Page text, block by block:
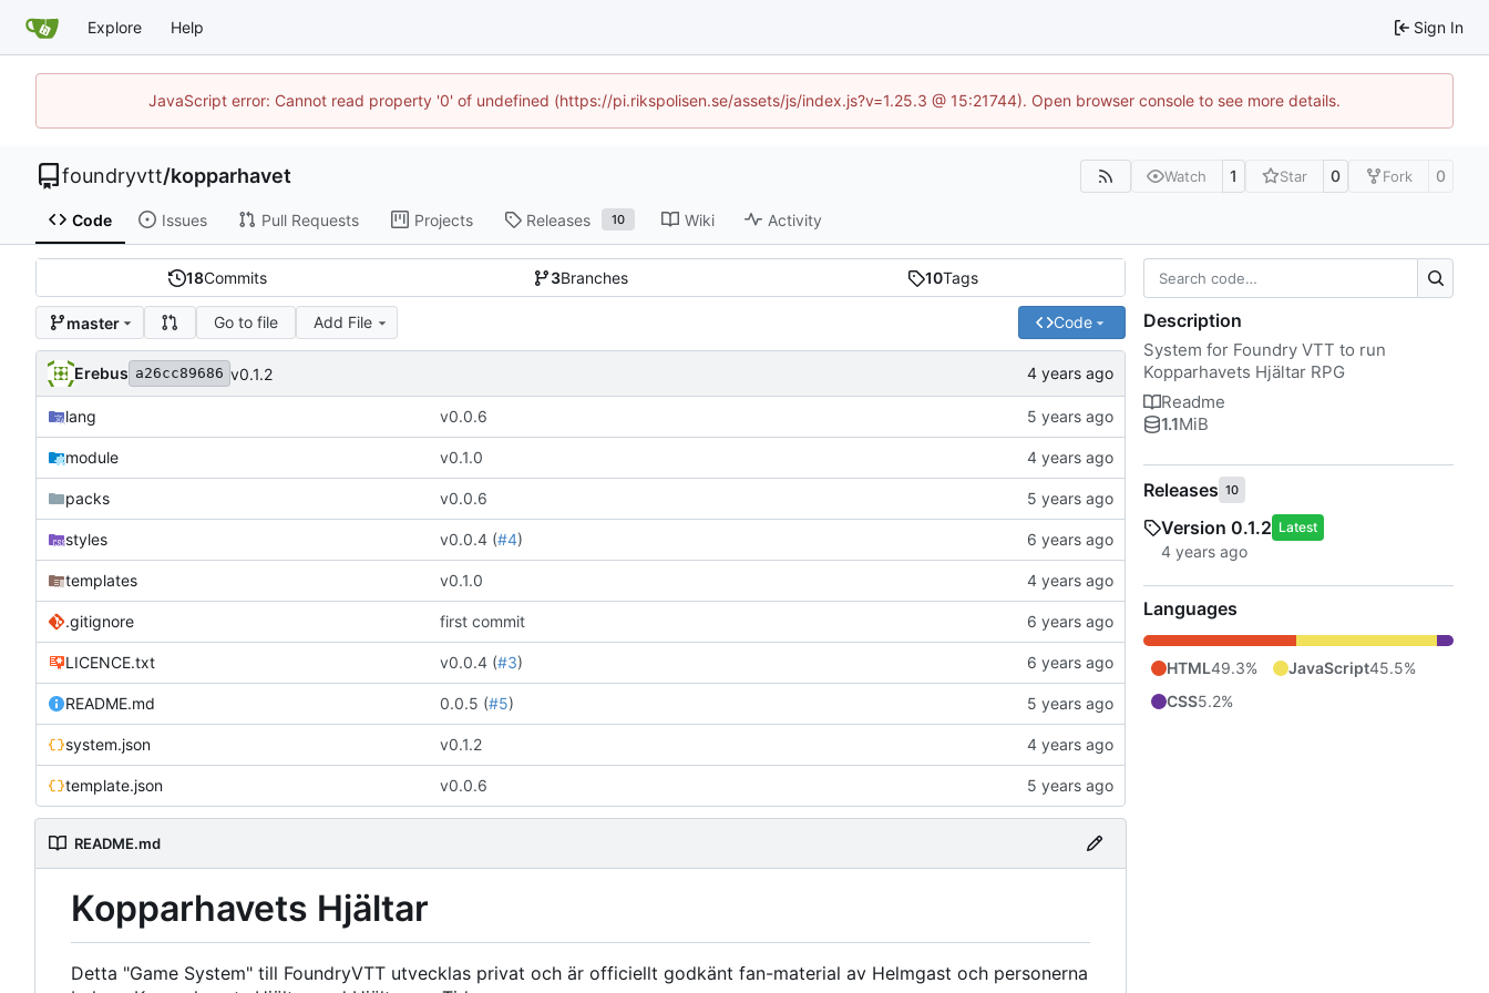
Explore Help Sign In
JavaScript error: Cannot read property '0' of undefined (https://pi.rikspolisen.se/assets/js/index.js?v=1.25.3 @ 15:21744). Open browser console to see more details.
foundryvtt/kopparhavet Watch 1 Star 0 Fork 0
Code Issues Pull Requests Projects Releases 10 Wiki Activity
18Commits 3Branches 10Tags
master Go to file Add File Code
Erebus a26cc89686 v0.1.2
lang v0.0.6
module v0.1.0
packs v0.0.6
styles v0.0.4 (#4)
templates v0.1.0
.gitignore first commit
LICENCE.txt v0.0.4 (#3)
README.md 0.0.5 (#5)
system.json v0.1.2
template.json v0.0.6
README.md
Kopparhavets Hjältar
Detta "Game System" till FoundryVTT utvecklas privat och är officiellt godkänt fan-material av Helmgast och personerna
Description
System for Foundry VTT to run
Kopparhavets Hjältar RPG
Readme
1.1MiB
Releases 10
Version 0.1.2 Latest
Languages
HTML49.3% JavaScript45.5%
CSS5.2%